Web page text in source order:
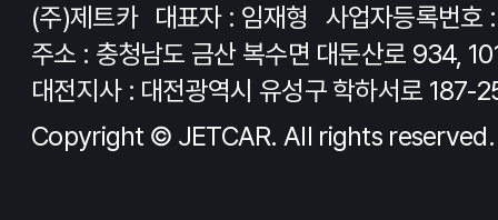
(주)제트카 대표자 : 임재형
사업자등록번
주소 : 충청남도 금산 복수면 대둔산로 934,
대전지사 : 대전광역시 유성구 학하서로 187-
Copyright © JETCAR. All rights reserved.